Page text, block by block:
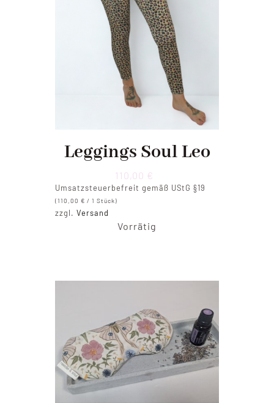
Leggings Soul Leo
110,00 €
Umsatzsteuerbefreit gemäß UStG §19
(110,00€ / 1 Stück)
zzgl.Versand
Vorrätig